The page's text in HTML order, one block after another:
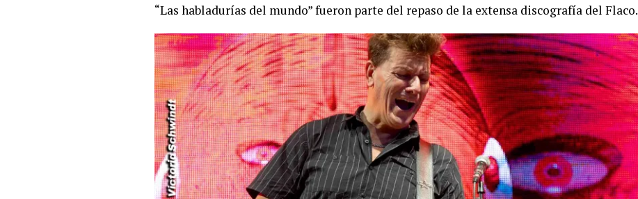
“Las habladurías del mundo” fueron parte del repaso de la extensa discografía del Flaco.